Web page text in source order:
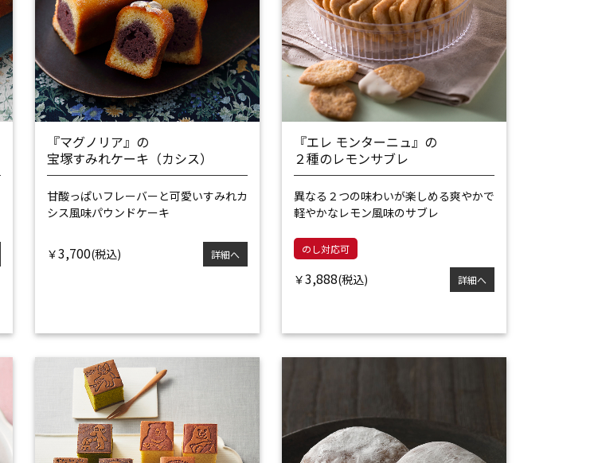
『マグノリア』の
宝塚すみれケーキ（カシス）
甘酸っぱいフレーバーと可愛いすみれカ
シス風味パウンドケーキ
￥3,700 詳細へ
『エレ モンターニュ』の
２種のレモンサブレ
異なる２つの味わいが楽しめる爽やかで
軽やかなレモン風味のサブレ
のし対応可
￥3,888 詳細へ